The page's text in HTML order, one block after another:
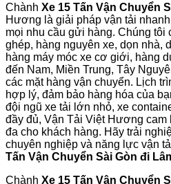
Chành Xe 15 Tấn Vận Chuyển
Hương là giải pháp vận tải
mọi nhu cầu gửi hàng. Chúng tôi
ghép, hàng nguyên xe, dọn nhà,
hàng máy móc xe cơ giới, hàng
đến Nam, Miền Trung, Tây
các mặt hàng vận chuyển. Lịch
hợp lý, đảm bảo hàng hóa của
đội ngũ xe tải lớn nhỏ, xe
đầy đủ, Vận Tải Việt Hương cam
đa cho khách hàng. Hãy trải
chuyên nghiệp và năng lực vận
Tấn Vận Chuyển Sài Gòn đi
Chành Xe 15 Tấn Vận Chuyển